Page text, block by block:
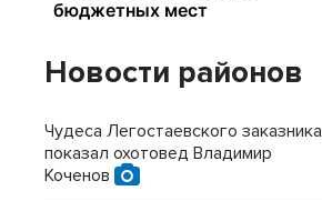
Новости районов
Чудеса Легостаевского заказника
показал охотовед Владимир
Коченов